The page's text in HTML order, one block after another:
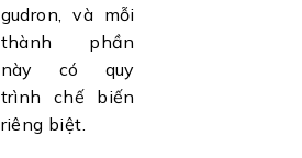
gudron, và mỗi
thành phần
này có quy
trình chế biến
riêng biệt.